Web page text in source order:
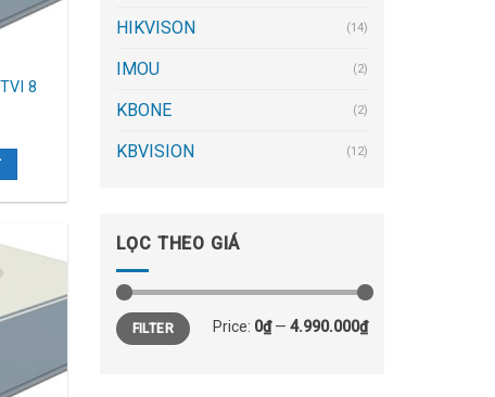
8
HIKVISON (14)
IMOU (2)
KBONE (2)
KBVISION (12)
LỌC THEO GIÁ
FILTER Price: 0₫— 4.990.000₫